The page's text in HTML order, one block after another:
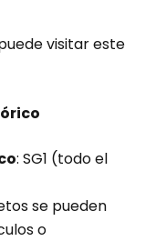
visitar este
: SG1 (todo el
se pueden
o